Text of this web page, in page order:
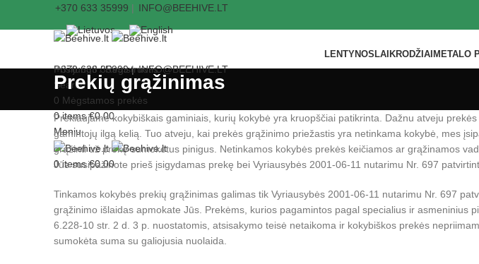
+370 633 35999 | INFO@BEEHIVE.LT
+370 633 35999|INFO@BEEHIVE.LT
LENTYNOS LAIKRODŽIAI METALO
Prisijungti / Registruotis
Search
0 Mėgstamos prekės
0items €0.00
Meniu
0items €0.00
Prekių grąžinimas
Prekiaujame kokybiškais gaminiais, kurių kokybė yra kruopščiai patikrinta. Dažnu atveju
gamintojų ilgą kelią. Tuo atveju, kai prekės grąžinimo priežastis yra netinkama kokybė, mes
grąžinti už prekę sumokėtus pinigus. Netinkamos kokybės prekės keičiamos ar grąžinamos
Jūs susipažinote prieš įsigydamas prekę bei Vyriausybės 2001-06-11 nutarimu Nr. 697
Tinkamos kokybės prekių grąžinimas galimas tik Vyriausybės 2001-06-11 nutarimu Nr. 697
grąžinimo išlaidas apmokate Jūs. Prekėms, kurios pagamintos pagal specialius ir
6.228-10 str. 2 d. 3 p. nuostatomis, atsisakymo teisė netaikoma ir kokybiškos prekės
sumokėta suma su galiojusia nuolaida.